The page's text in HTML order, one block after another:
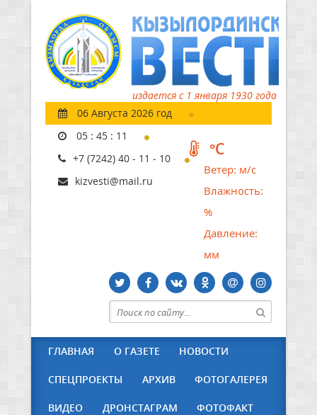
издается с 1 января 1930 года
06 Августа 2026 год
05 : 45 : 11
+7 (7242) 40 - 11 - 10
kizvesti@mail.ru
°C
Ветер: м/с
Влажность:
%
Давление:
мм
ГЛАВНАЯ О ГАЗЕТЕ НОВОСТИ
СПЕЦПРОЕКТЫ АРХИВ ФОТОГАЛЕРЕЯ
ВИДЕО ДРОНСТАГРАМ ФОТОФАКТ